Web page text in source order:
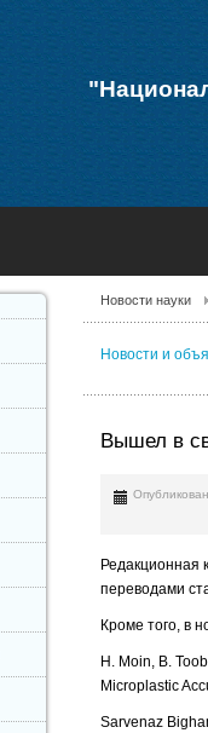
Новости науки
Новости и
Вышел в
Редакционная
переводами
Кроме того, в
H. Moin, B.
Microplastic
Sarvenaz